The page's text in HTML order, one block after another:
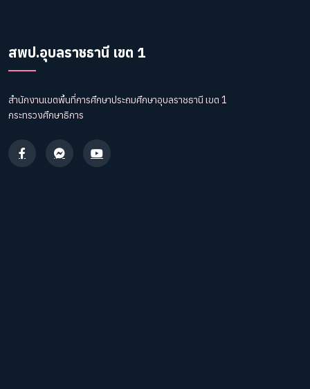
สพป.อุบลราชธานี เขต 1
สำนักงานเขตพื้นที่การศึกษาประถมศึกษาอุบลราชธานี เขต 1
กระทรวงศึกษาธิการ